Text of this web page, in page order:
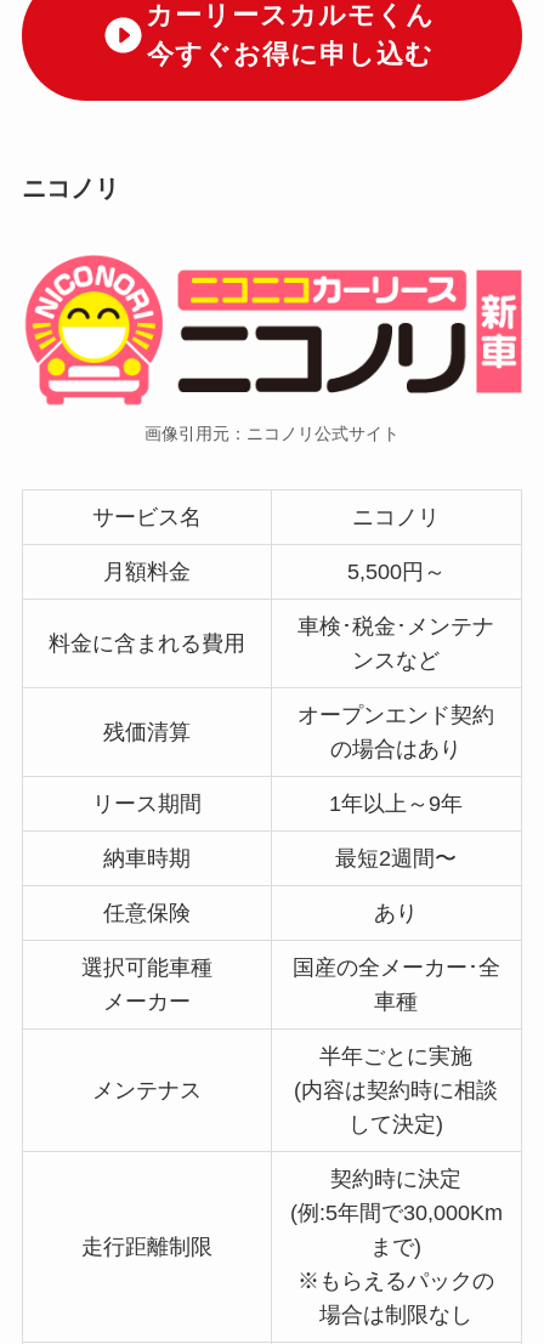
カーリースカルモくん
今すぐお得に申し込む
ニコノリ
画像引用元：ニコノリ公式サイト
サービス名 ニコノリ
月額料金 5,500円～
料金に含まれる費用
車検･税金･メンテナ
ンスなど
残価清算
オープンエンド契約
の場合はあり
リース期間 1年以上～9年
納車時期 最短2週間〜
任意保険 あり
選択可能車種
メーカー
国産の全メーカー･全
車種
メンテナス
半年ごとに実施
(内容は契約時に相談
して決定)
走行距離制限
契約時に決定
(例:5年間で30,000Km
まで)
※もらえるパックの
場合は制限なし